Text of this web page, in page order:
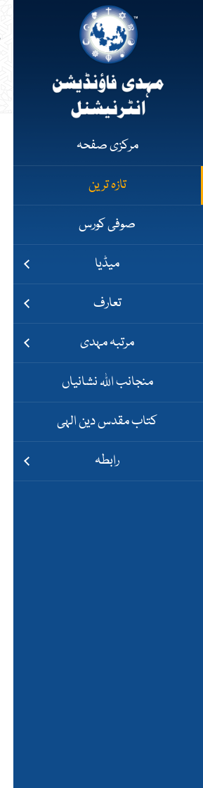
مرکزی صفحہ
تازہ ترین
صوفی کورس
میڈیا
تعارف
مرتبہ مہدی
منجانب اللہ نشانیاں
کتاب مقدس دین الہی
رابطہ